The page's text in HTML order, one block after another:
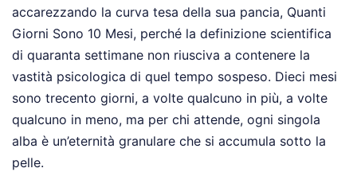
accarezzando la curva tesa della sua pancia, Quanti
Giorni Sono 10 Mesi, perché la definizione scientifica
di quaranta settimane non riusciva a contenere la
vastità psicologica di quel tempo sospeso. Dieci mesi
sono trecento giorni, a volte qualcuno in più, a volte
qualcuno in meno, ma per chi attende, ogni singola
alba è un’eternità granulare che si accumula sotto la
pelle.